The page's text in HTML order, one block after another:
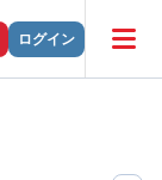
ログイン